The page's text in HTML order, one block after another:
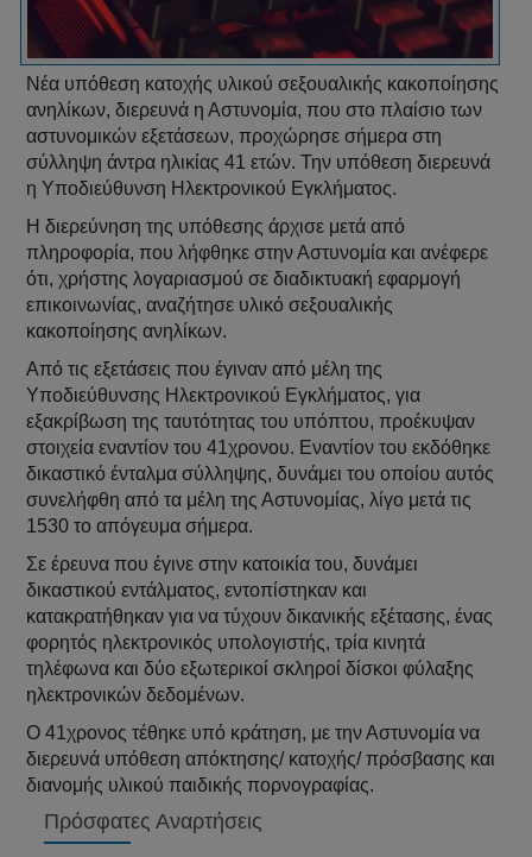
Νέα υπόθεση κατοχής υλικού σεξουαλικής κακοποίησης
ανηλίκων, διερευνά η Αστυνομία, που στο πλαίσιο των
αστυνομικών εξετάσεων, προχώρησε σήμερα στη
σύλληψη άντρα ηλικίας 41 ετών. Την υπόθεση διερευνά
η Υποδιεύθυνση Ηλεκτρονικού Εγκλήματος.
Η διερεύνηση της υπόθεσης άρχισε μετά από
πληροφορία, που λήφθηκε στην Αστυνομία και ανέφερε
ότι, χρήστης λογαριασμού σε διαδικτυακή εφαρμογή
επικοινωνίας, αναζήτησε υλικό σεξουαλικής
κακοποίησης ανηλίκων.
Από τις εξετάσεις που έγιναν από μέλη της
Υποδιεύθυνσης Ηλεκτρονικού Εγκλήματος, για
εξακρίβωση της ταυτότητας του υπόπτου, προέκυψαν
στοιχεία εναντίον του 41χρονου. Εναντίον του εκδόθηκε
δικαστικό ένταλμα σύλληψης, δυνάμει του οποίου αυτός
συνελήφθη από τα μέλη της Αστυνομίας, λίγο μετά τις
1530 το απόγευμα σήμερα.
Σε έρευνα που έγινε στην κατοικία του, δυνάμει
δικαστικού εντάλματος, εντοπίστηκαν και
κατακρατήθηκαν για να τύχουν δικανικής εξέτασης, ένας
φορητός ηλεκτρονικός υπολογιστής, τρία κινητά
τηλέφωνα και δύο εξωτερικοί σκληροί δίσκοι φύλαξης
ηλεκτρονικών δεδομένων.
Ο 41χρονος τέθηκε υπό κράτηση, με την Αστυνομία να
διερευνά υπόθεση απόκτησης/ κατοχής/ πρόσβασης και
διανομής υλικού παιδικής πορνογραφίας.
Πρόσφατες Αναρτήσεις